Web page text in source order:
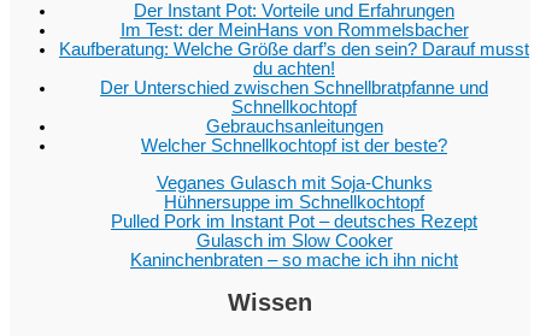
Der Instant Pot: Vorteile und Erfahrungen
Im Test: der MeinHans von Rommelsbacher
Kaufberatung: Welche Größe darf’s den sein? Darauf musst
du achten!
Der Unterschied zwischen Schnellbratpfanne und
Schnellkochtopf
Gebrauchsanleitungen
Welcher Schnellkochtopf ist der beste?
Veganes Gulasch mit Soja-Chunks
Hühnersuppe im Schnellkochtopf
Pulled Pork im Instant Pot – deutsches Rezept
Gulasch im Slow Cooker
Kaninchenbraten – so mache ich ihn nicht
Wissen